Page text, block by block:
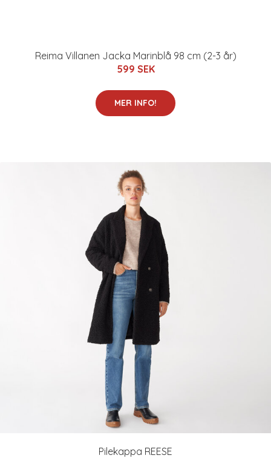
Reima Villanen Jacka Marinblå 98 cm (2-3 år)
599 SEK
MER INFO!
Pilekappa REESE